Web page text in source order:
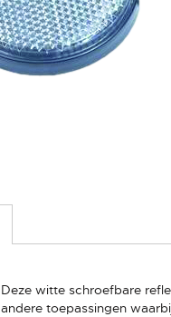
Deze witte schroefbare
andere toepassingen